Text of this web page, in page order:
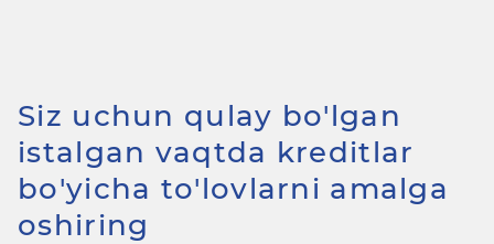
Siz uchun qulay bo'lgan
istalgan vaqtda kreditlar
bo'yicha to'lovlarni amalga
oshiring